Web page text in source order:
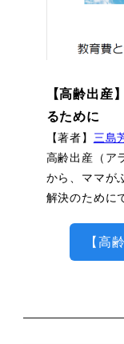
【高齢出産
るために
【著者】 三島
高齢出産（ア
から、ママが
解決のために
【高